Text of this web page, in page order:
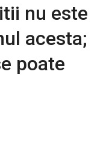
nu este
acesta;
poate